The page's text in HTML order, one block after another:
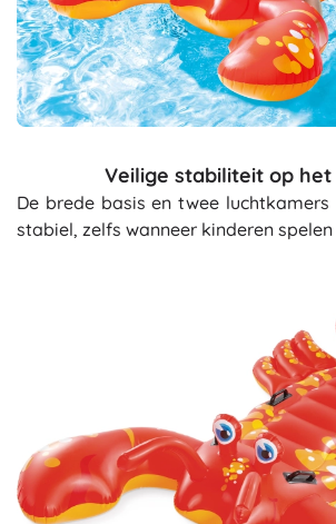
Veilige stabiliteit op
De brede basis en twee
stabiel, zelfs wanneer kinderen